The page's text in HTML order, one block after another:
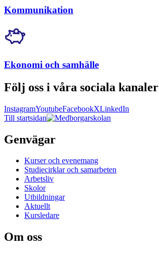
Kommunikation
Ekonomi och samhälle
Följ oss i våra sociala kanaler
InstagramYoutubeFacebookXLinkedIn
Till startsidan
Genvägar
Kurser och evenemang
Studiecirklar och samarbeten
Arbetsliv
Skolor
Utbildningar
Aktuellt
Kursledare
Om oss